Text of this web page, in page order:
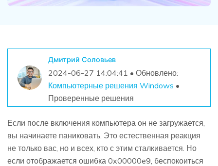
Дмитрий Соловьев
2024-06-27 14:04:41 • Обновлено:
Компьютерные решения Windows •
Проверенные решения
Если после включения компьютера он не загружается,
вы начинаете паниковать. Это естественная реакция
не только вас, но и всех, кто с этим сталкивается. Но
если отображается ошибка 0x00000e9, беспокоиться